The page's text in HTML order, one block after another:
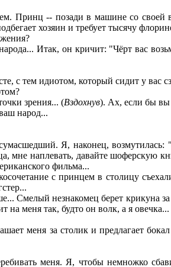
Принц -- позади в машине со
хозяин и требует тысячу
Итак, он кричит: "Чёрт вас
с тем идиотом, который сидит у вас
зрения... (Вздохнув). Ах, если бы вы
народ...
Я, наконец,
мне наплевать, давайте шоферскую
фильма...
с принцем в столицу
Смелый незнакомец берет
меня так, будто он волк, а я овечка...
меня за столик и предлагает
меня. Я, чтобы немножко